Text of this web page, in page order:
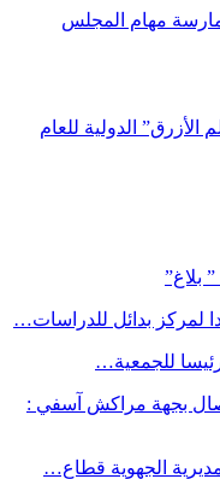
مهام المجلس
الأزرق” الدولية للعام
بلاغ”
لمركز بدائل للدراسات…
للجمعية…
بجهة مراكش آسفي :
الجهوية قطاع…